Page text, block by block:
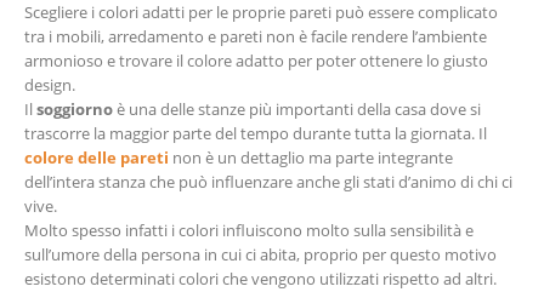
Scegliere i colori adatti per le proprie pareti può essere complicato
tra i mobili, arredamento e pareti non è facile rendere l’ambiente
armonioso e trovare il colore adatto per poter ottenere lo giusto
design.
Ilsoggiornoè una delle stanze più importanti della casa dove si
trascorre la maggior parte del tempo durante tutta la giornata. Il
colore delle pareti non è un dettaglio ma parte integrante
dell’intera stanza che può influenzare anche gli stati d’animo di chi ci
vive.
Molto spesso infatti i colori influiscono molto sulla sensibilità e
sull’umore della persona in cui ci abita, proprio per questo motivo
esistono determinati colori che vengono utilizzati rispetto ad altri.